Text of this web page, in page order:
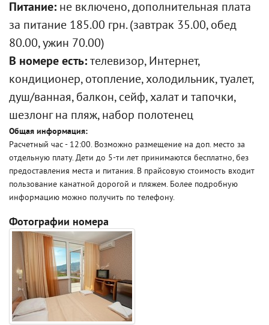
Питание: не включено, дополнительная плата
за питание 185.00 грн. (завтрак 35.00, обед
80.00, ужин 70.00)
В номере есть: телевизор, Интернет,
кондиционер, отопление, холодильник, туалет,
душ/ванная, балкон, сейф, халат и тапочки,
шезлонг на пляж, набор полотенец
Общая информация:
Расчетный час - 12:00. Возможно размещение на доп. место за
отдельную плату. Дети до 5-ти лет принимаются бесплатно, без
предоставления места и питания. В прайсовую стоимость входит
пользование канатной дорогой и пляжем. Более подробную
информацию можно получить по телефону.
Фотографии номера